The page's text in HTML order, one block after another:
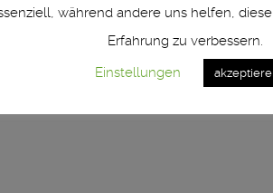
Neuss ° Germany ° Fon +49 (0) 2131
Impressum | imprint
Datenschutzerklärung | Privacy
während andere uns helfen,
Erfahrung zu verbessern.
Einstellungen